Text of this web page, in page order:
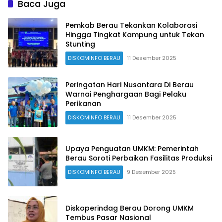
Baca Juga
Pemkab Berau Tekankan Kolaborasi
Hingga Tingkat Kampung untuk Tekan
Stunting
DISKOMINFO BERAU 11 Desember 2025
Peringatan Hari Nusantara Di Berau
Warnai Penghargaan Bagi Pelaku
Perikanan
DISKOMINFO BERAU 11 Desember 2025
Upaya Penguatan UMKM: Pemerintah
Berau Soroti Perbaikan Fasilitas Produksi
DISKOMINFO BERAU 9 Desember 2025
Diskoperindag Berau Dorong UMKM
Tembus Pasar Nasional